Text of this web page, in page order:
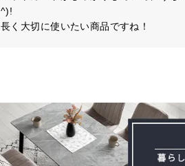
^)!
長く大切に使いたい商品ですね！